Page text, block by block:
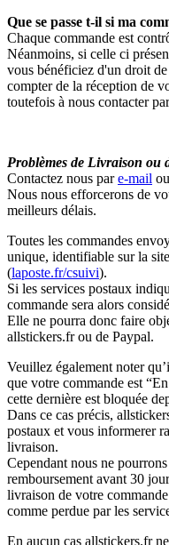
Que se passe t-il si ma
Chaque commande est
Néanmoins, si celle ci
vous bénéficiez d'un droit
compter de la réception de
toutefois à nous contacter
Problèmes de Livraison ou
Contactez nous pare-mail
Nous nous efforcerons de
meilleurs délais.
Toutes les commandes
unique, identifiable sur la
(laposte.fr/csuivi).
Si les services postaux
commande sera alors
Elle ne pourra donc faire
allstickers.fr ou de Paypal.
Veuillez également noter
que votre commande est
cette dernière est bloquée
Dans ce cas précis,
postaux et vous informerer
livraison.
Cependant nous ne
remboursement avant 30
livraison de votre
comme perdue par les
En aucun cas allstickers.fr